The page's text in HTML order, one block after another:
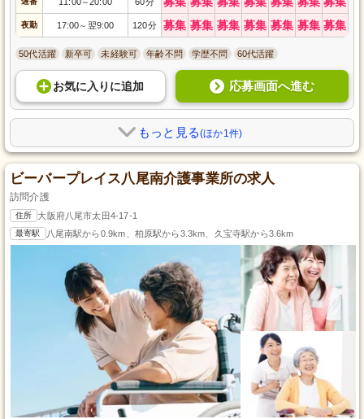
～
夜勤 17:00～ 翌9:00 120分 募集 募集 募集 募集 募集 募集 募集
50代活躍 新卒可 未経験可 年齢不問 学歴不問 60代活躍
お気に入り に追加 応募画面へ進む
もっと見る(ほか1件)
ビーバープレイス八尾南介護事業所の求人
訪問介護
住所 大阪府八尾市太田4-17-1
最寄駅 八尾南駅から0.9km、柏原駅から3.3km、久宝寺駅から3.6km